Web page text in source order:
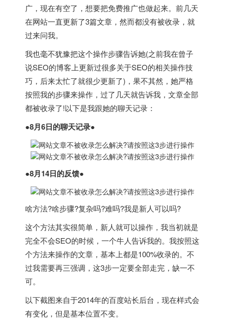
广，现在有空了，想要把免费推广也做起来。前几天
在网站一直更新了3篇文章，然而都没有被收录，就
过来问我。
我也毫不犹豫把这个操作步骤告诉她(之前我在曾子
说SEO的博客上更新过很多关于SEO的相关操作技
巧，后来太忙了就很少更新了)，果不其然，她严格
按照我的步骤来操作，过了几天就告诉我，文章全部
都被收录了!以下是我跟她的聊天记录：
●8月6日的聊天记录●
●8月14日的反馈●
啥方法?啥步骤?复杂吗?难吗?我是新人可以吗?
这个方法其实很简单，新人就可以操作，我当初就是
完全不会SEO的时候，一个牛人告诉我的。我按照这
个方法来操作的文章，基本上都是100%收录的。不
过我需要再三强调，这3步一定要全部走完，缺一不
可。
以下截图来自于2014年的百度站长后台，现在样式会
有变化，但是基本位置不变。